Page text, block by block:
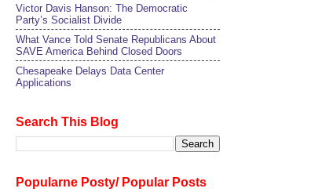
Victor Davis Hanson: The Democratic
Party’s Socialist Divide
What Vance Told Senate Republicans About
SAVE America Behind Closed Doors
Chesapeake Delays Data Center
Applications
Search This Blog
Popularne Posty/ Popular Posts